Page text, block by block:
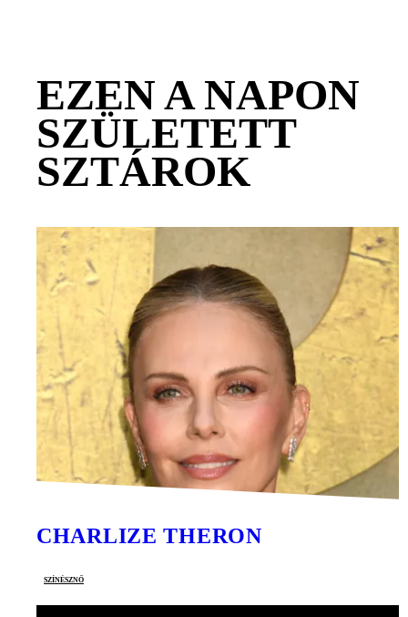
EZEN A NAPON
SZÜLETETT
SZTÁROK
CHARLIZE THERON
színésznő